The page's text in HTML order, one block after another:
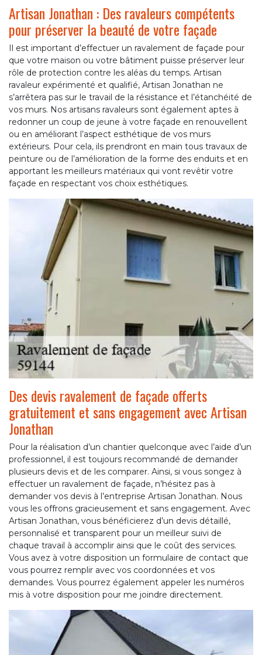
Artisan Jonathan : Des ravaleurs compétents
pour préserver la beauté de votre façade
Il est important d’effectuer un ravalement de façade pour
que votre maison ou votre bâtiment puisse préserver leur
rôle de protection contre les aléas du temps. Artisan
ravaleur expérimenté et qualifié, Artisan Jonathan ne
s’arrêtera pas sur le travail de la résistance et l’étanchéité de
vos murs. Nos artisans ravaleurs sont également aptes à
redonner un coup de jeune à votre façade en renouvellent
ou en améliorant l’aspect esthétique de vos murs
extérieurs. Pour cela, ils prendront en main tous travaux de
peinture ou de l’amélioration de la forme des enduits et en
apportant les meilleurs matériaux qui vont revêtir votre
façade en respectant vos choix esthétiques.
Des devis ravalement de façade offerts
gratuitement et sans engagement avec Artisan
Jonathan
Pour la réalisation d’un chantier quelconque avec l’aide d’un
professionnel, il est toujours recommandé de demander
plusieurs devis et de les comparer. Ainsi, si vous songez à
effectuer un ravalement de façade, n’hésitez pas à
demander vos devis à l’entreprise Artisan Jonathan. Nous
vous les offrons gracieusement et sans engagement. Avec
Artisan Jonathan, vous bénéficierez d’un devis détaillé,
personnalisé et transparent pour un meilleur suivi de
chaque travail à accomplir ainsi que le coût des services.
Vous avez à votre disposition un formulaire de contact que
vous pourrez remplir avec vos coordonnées et vos
demandes. Vous pourrez également appeler les numéros
mis à votre disposition pour me joindre directement.